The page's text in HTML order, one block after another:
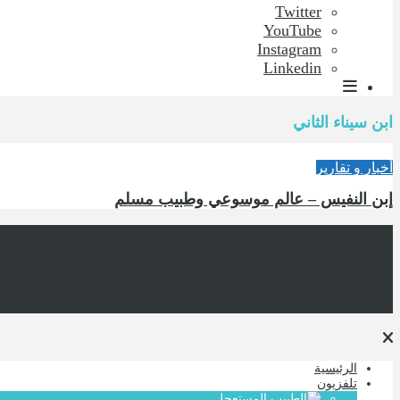
Twitter
YouTube
Instagram
Linkedin
ابن سيناء الثاني
أخبار و تقارير
إبن النفيس – عالم موسوعي وطبيب مسلم
الرئيسية
تلفزيون